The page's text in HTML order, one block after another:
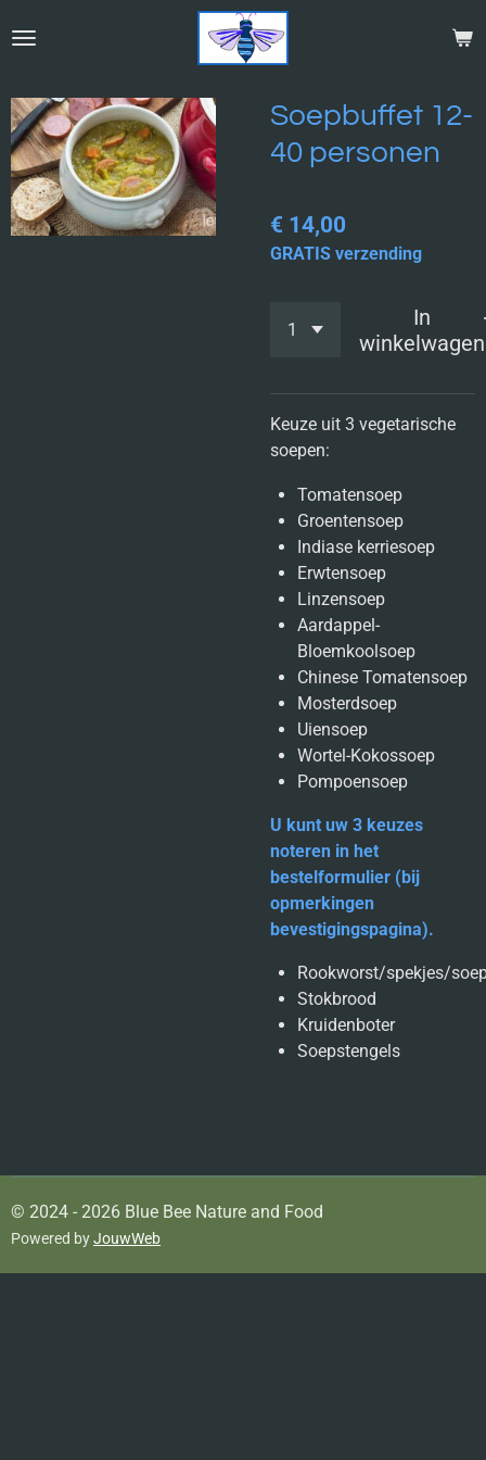
direct
de
hoofdinhoud
Soepbuffet 12-
40 personen
€ 14,00
GRATIS verzending
In
winkelwagen
Keuze uit 3 vegetarische
soepen:
Tomatensoep
Groentensoep
Indiase kerriesoep
Erwtensoep
Linzensoep
Aardappel-
Bloemkoolsoep
Chinese Tomatensoep
Mosterdsoep
Uiensoep
Wortel-Kokossoep
Pompoensoep
U kunt uw 3 keuzes
noteren in het
bestelformulier (bij
opmerkingen
bevestigingspagina).
Rookworst/spekjes/
Stokbrood
Kruidenboter
Soepstengels
© 2024 - 2026 Blue Bee Nature and Food
Powered byJouwWeb